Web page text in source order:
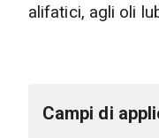
alifatici, agli oli
Campi di